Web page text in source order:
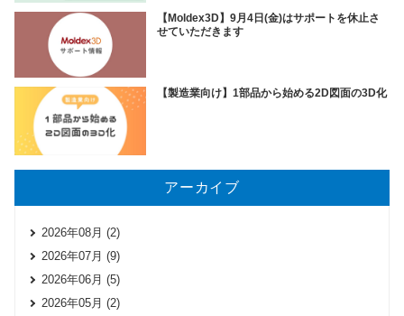
【Moldex3D】9月4日(金)はサポートを休止さ
せていただきます
【製造業向け】1部品から始める2D図面の3D化
アーカイブ
2026年08月 (2)
2026年07月 (9)
2026年06月 (5)
2026年05月 (2)